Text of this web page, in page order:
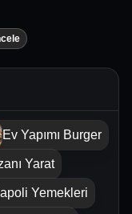
Ev Yapımı Burger
Yarat
Yemekleri